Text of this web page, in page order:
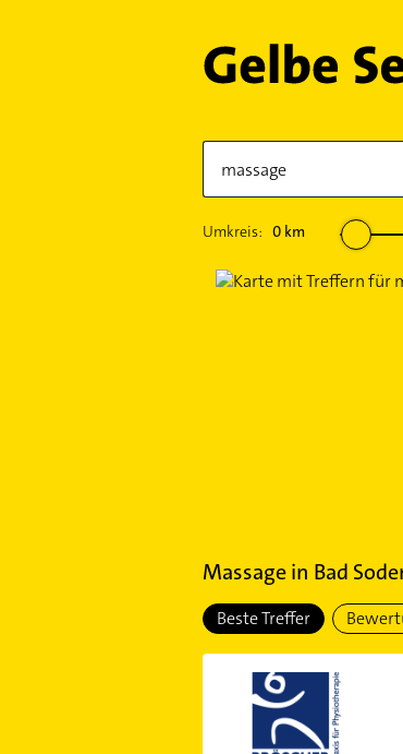
Umkreis: 0km
Massagein Bad
Beste Treffer